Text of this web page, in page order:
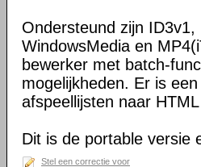
Ondersteund zijn
WindowsMedia en
bewerker met batch-
mogelijkheden. Er is
afspeellijsten naar
Dit is de portable versie
Stel een correctie voor